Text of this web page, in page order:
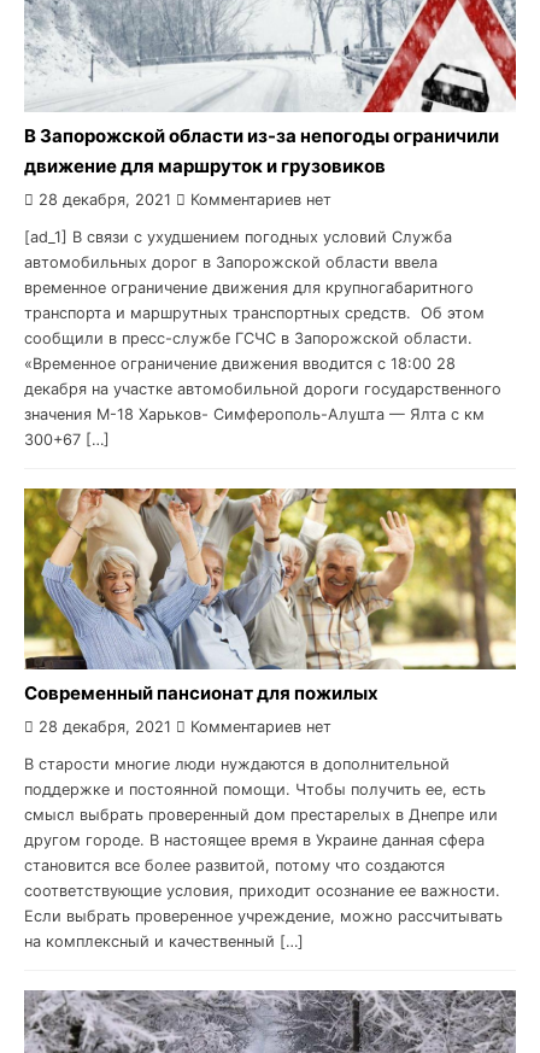
В Запорожской области из-за непогоды ограничили
движение для маршруток и грузовиков
28 декабря, 2021 Комментариев нет
[ad_1] В связи с ухудшением погодных условий Служба
автомобильных дорог в Запорожской области ввела
временное ограничение движения для крупногабаритного
транспорта и маршрутных транспортных средств. Об этом
сообщили в пресс-службе ГСЧС в Запорожской области.
«Временное ограничение движения вводится с 18:00 28
декабря на участке автомобильной дороги государственного
значения М-18 Харьков- Симферополь-Алушта — Ялта с км
300+67 […]
Современный пансионат для пожилых
28 декабря, 2021 Комментариев нет
В старости многие люди нуждаются в дополнительной
поддержке и постоянной помощи. Чтобы получить ее, есть
смысл выбрать проверенный дом престарелых в Днепре или
другом городе. В настоящее время в Украине данная сфера
становится все более развитой, потому что создаются
соответствующие условия, приходит осознание ее важности.
Если выбрать проверенное учреждение, можно рассчитывать
на комплексный и качественный […]